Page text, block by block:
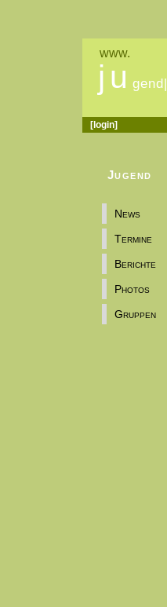
www.
ju gend|
[login]
Jugend
News
Termine
Berichte
Photos
Gruppen